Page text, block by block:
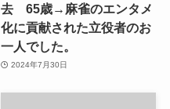
去 65歳→麻雀のエンタメ
化に貢献された立役者のお
一人でした。
2024年7月30日